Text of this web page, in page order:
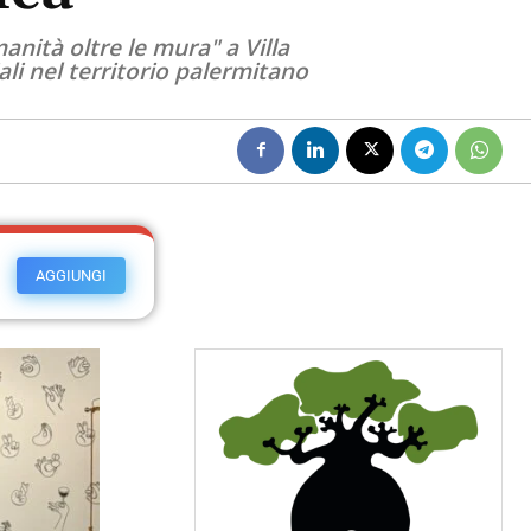
oltre le mura" a Villa
nel territorio palermitano
AGGIUNGI